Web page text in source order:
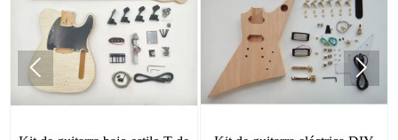
 